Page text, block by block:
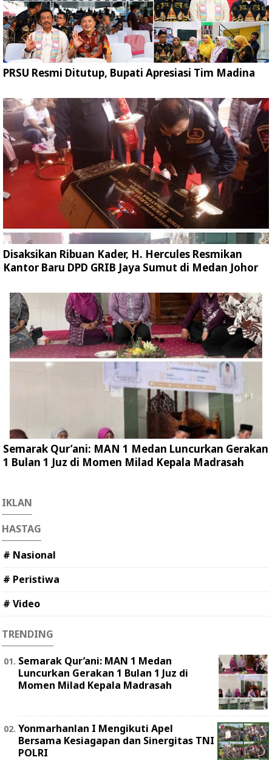
PRSU Resmi Ditutup, Bupati Apresiasi Tim Madina
Disaksikan Ribuan Kader, H. Hercules Resmikan
Kantor Baru DPD GRIB Jaya Sumut di Medan Johor
Semarak Qur’ani: MAN 1 Medan Luncurkan Gerakan
1 Bulan 1 Juz di Momen Milad Kepala Madrasah
IKLAN
HASTAG
# Nasional
# Peristiwa
# Video
TRENDING
Semarak Qur’ani: MAN 1 Medan
Luncurkan Gerakan 1 Bulan 1 Juz di
Momen Milad Kepala Madrasah
Yonmarhanlan I Mengikuti Apel
Bersama Kesiagapan dan Sinergitas TNI
POLRI